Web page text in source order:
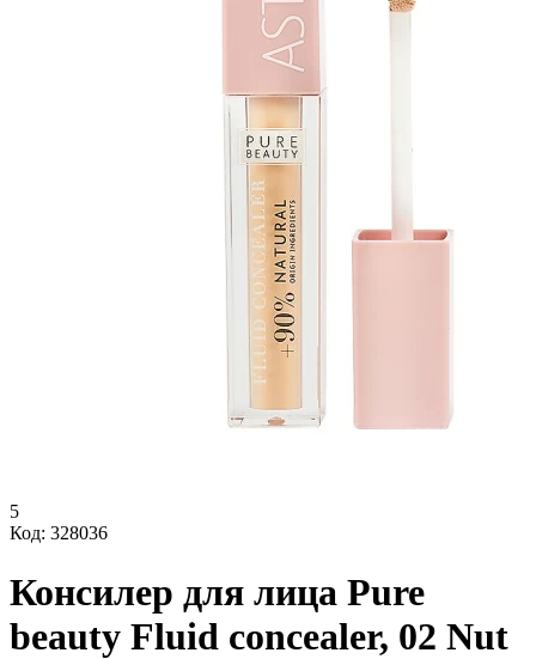
5
Код: 328036
Консилер для лица Pure
beauty Fluid concealer, 02 Nut